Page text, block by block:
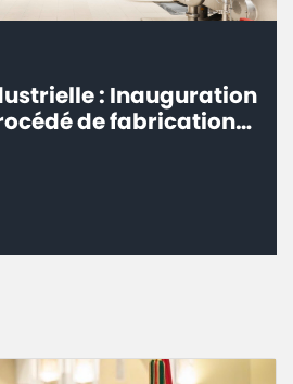
: Inauguration
de fabrication